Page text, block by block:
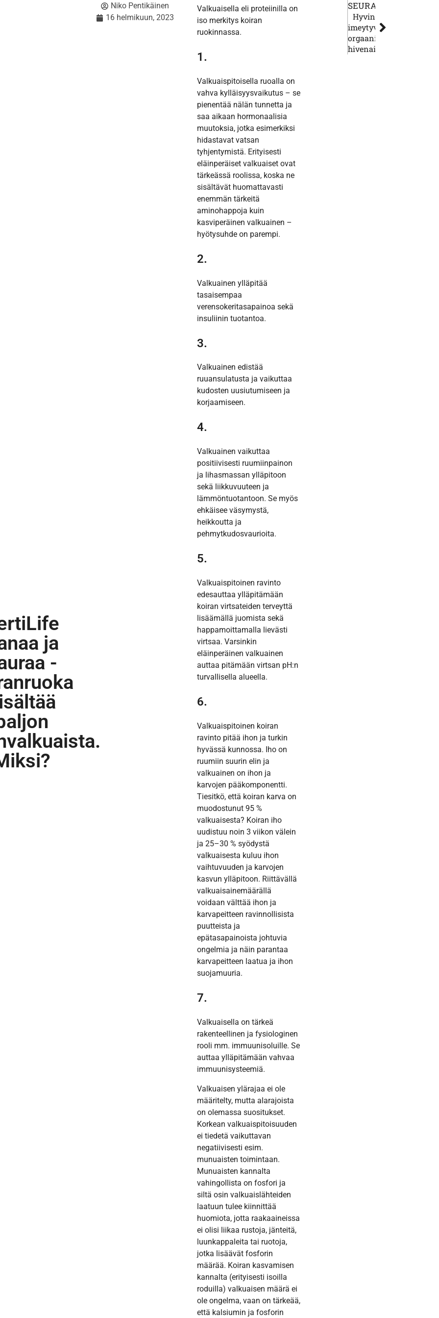
ja
-
Niko Pentikäinen
16 helmikuun, 2023
Valkuaisella eli proteiinilla on
iso merkitys koiran
ruokinnassa.
1.
Valkuaispitoisella ruoalla on
vahva kylläisyysvaikutus – se
pienentää nälän tunnetta ja
saa aikaan hormonaalisia
muutoksia, jotka esimerkiksi
hidastavat vatsan
tyhjentymistä. Erityisesti
eläinperäiset valkuaiset ovat
tärkeässä roolissa, koska ne
sisältävät huomattavasti
enemmän tärkeitä
aminohappoja kuin
kasviperäinen valkuainen –
hyötysuhde on parempi.
2.
Valkuainen ylläpitää
tasaisempaa
verensokeritasapainoa sekä
insuliinin tuotantoa.
3.
Valkuainen edistää
ruuansulatusta ja vaikuttaa
kudosten uusiutumiseen ja
korjaamiseen.
4.
Valkuainen vaikuttaa
positiivisesti ruumiinpainon
ja lihasmassan ylläpitoon
sekä liikkuvuuteen ja
lämmöntuotantoon. Se myös
ehkäisee väsymystä,
heikkoutta ja
pehmytkudosvaurioita.
5.
Valkuaispitoinen ravinto
edesauttaa ylläpitämään
koiran virtsateiden terveyttä
lisäämällä juomista sekä
happamoittamalla lievästi
virtsaa. Varsinkin
eläinperäinen valkuainen
auttaa pitämään virtsan pH:n
turvallisella alueella.
6.
Valkuaispitoinen koiran
ravinto pitää ihon ja turkin
hyvässä kunnossa. Iho on
ruumiin suurin elin ja
valkuainen on ihon ja
karvojen pääkomponentti.
Tiesitkö, että koiran karva on
muodostunut 95 %
valkuaisesta? Koiran iho
uudistuu noin 3 viikon välein
ja 25–30 % syödystä
valkuaisesta kuluu ihon
vaihtuvuuden ja karvojen
kasvun ylläpitoon. Riittävällä
valkuaisainemäärällä
voidaan välttää ihon ja
karvapeitteen ravinnollisista
puutteista ja
epätasapainoista johtuvia
ongelmia ja näin parantaa
karvapeitteen laatua ja ihon
suojamuuria.
7.
Valkuaisella on tärkeä
rakenteellinen ja fysiologinen
rooli mm. immuunisoluille. Se
auttaa ylläpitämään vahvaa
immuunisysteemiä.
Valkuaisen ylärajaa ei ole
määritelty, mutta alarajoista
on olemassa suositukset.
Korkean valkuaispitoisuuden
ei tiedetä vaikuttavan
negatiivisesti esim.
munuaisten toimintaan.
Munuaisten kannalta
vahingollista on fosfori ja
siltä osin valkuaislähteiden
laatuun tulee kiinnittää
huomiota, jotta raakaaineissa
ei olisi liikaa rustoja, jänteitä,
luunkappaleita tai ruotoja,
jotka lisäävät fosforin
määrää. Koiran kasvamisen
kannalta (erityisesti isoilla
roduilla) valkuaisen määrä ei
ole ongelma, vaan on tärkeää,
että kalsiumin ja fosforin
SEURAAVA
Hyvin
imeytyvät
orgaaniset
hivenaineet